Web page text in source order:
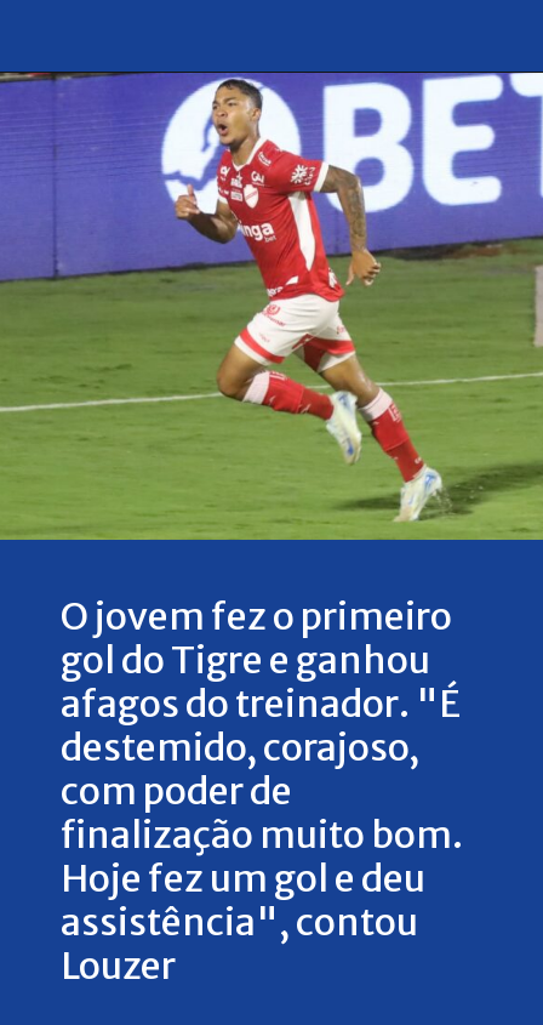
O jovem fez o primeiro
gol do Tigre e ganhou
afagos do treinador. "É
destemido, corajoso,
com poder de
finalização muito bom.
Hoje fez um gol e deu
assistência", contou
Louzer